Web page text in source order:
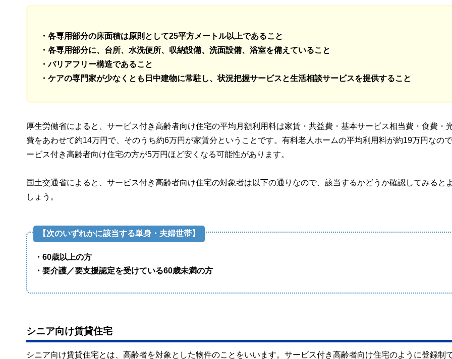
・各専用部分の床面積は原則として25平方メートル以上であること
・各専用部分に、台所、水洗便所、収納設備、洗面設備、浴室を備えていること
・バリアフリー構造であること
・ケアの専門家が少なくとも日中建物に常駐し、状況把握サービスと生活相談サービスを提供すること
厚生労働省によると、サービス付き高齢者向け住宅の平均月額利用料は家賃・共益費・基本サービス相当費・食費・
費をあわせて約14万円で、そのうち約6万円が家賃分ということです。有料老人ホームの平均利用料が約19万円なの
ービス付き高齢者向け住宅の方が5万円ほど安くなる可能性があります。
国土交通省によると、サービス付き高齢者向け住宅の対象者は以下の通りなので、該当するかどうか確認してみると
しょう。
【次のいずれかに該当する単身・夫婦世帯】
・60歳以上の方
・要介護／要支援認定を受けている60歳未満の方
シニア向け賃貸住宅
シニア向け賃貸住宅とは、高齢者を対象とした物件のことをいいます。サービス付き高齢者向け住宅のように登録制